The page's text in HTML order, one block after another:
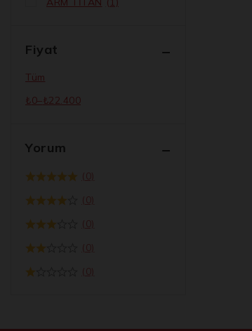
Fiyat
Tüm
₺0–₺22.400
Yorum
(0)
(0)
(0)
(0)
(0)